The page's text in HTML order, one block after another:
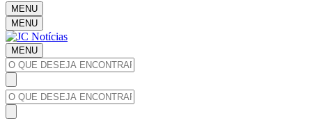
MENU
MENU
MENU